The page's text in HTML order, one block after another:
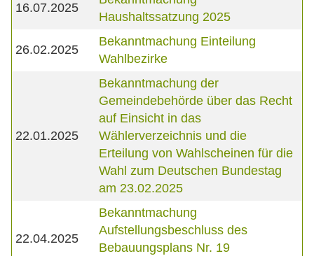
16.07.2025
Haushaltssatzung 2025
26.02.2025
Bekanntmachung Einteilung
Wahlbezirke
22.01.2025
Bekanntmachung der
Gemeindebehörde über das Recht
auf Einsicht in das
Wählerverzeichnis und die
Erteilung von Wahlscheinen für die
Wahl zum Deutschen Bundestag
am 23.02.2025
22.04.2025
Bekanntmachung
Aufstellungsbeschluss des
Bebauungsplans Nr. 19